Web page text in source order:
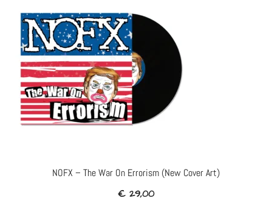
NOFX – The War On Errorism (New Cover Art)
€ 29,00